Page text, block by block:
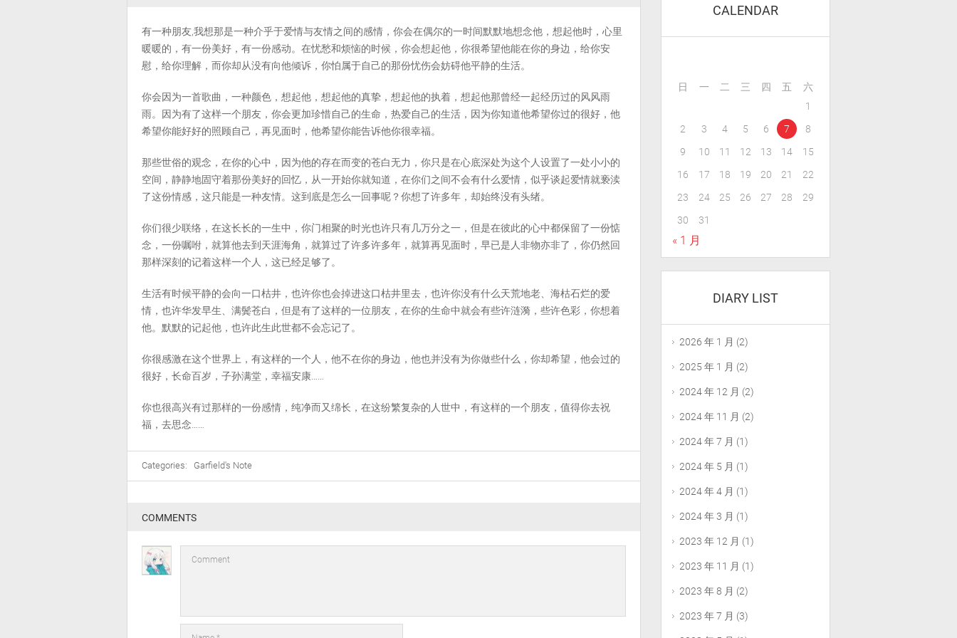
有一种朋友,我想那是一种介乎于爱情与友情之间的感情，你会在偶尔的一时间默默地想念他，想起他时，心里
暖暖的，有一份美好，有一份感动。在忧愁和烦恼的时候，你会想起他，你很希望他能在你的身边，给你安
慰，给你理解，而你却从没有向他倾诉，你怕属于自己的那份忧伤会妨碍他平静的生活。
你会因为一首歌曲，一种颜色，想起他，想起他的真挚，想起他的执着，想起他那曾经一起经历过的风风雨
雨。因为有了这样一个朋友，你会更加珍惜自己的生命，热爱自己的生活，因为你知道他希望你过的很好，他
希望你能好好的照顾自己，再见面时，他希望你能告诉他你很幸福。
那些世俗的观念，在你的心中，因为他的存在而变的苍白无力，你只是在心底深处为这个人设置了一处小小的
空间，静静地固守着那份美好的回忆，从一开始你就知道，在你们之间不会有什么爱情，似乎谈起爱情就亵渎
了这份情感，这只能是一种友情。这到底是怎么一回事呢？你想了许多年，却始终没有头绪。
你们很少联络，在这长长的一生中，你门相聚的时光也许只有几万分之一，但是在彼此的心中都保留了一份惦
念，一份嘱咐，就算他去到天涯海角，就算过了许多许多年，就算再见面时，早已是人非物亦非了，你仍然回
那样深刻的记着这样一个人，这已经足够了。
生活有时候平静的会向一口枯井，也许你也会掉进这口枯井里去，也许你没有什么天荒地老、海枯石烂的爱
情，也许华发早生、满鬓苍白，但是有了这样的一位朋友，在你的生命中就会有些许涟漪，些许色彩，你想着
他。默默的记起他，也许此生此世都不会忘记了。
你很感激在这个世界上，有这样的一个人，他不在你的身边，他也并没有为你做些什么，你却希望，他会过的
很好，长命百岁，子孙满堂，幸福安康……
你也很高兴有过那样的一份感情，纯净而又绵长，在这纷繁复杂的人世中，有这样的一个朋友，值得你去祝
福，去思念……
Categories: Garfield's Note
COMMENTS
CALENDAR
日 一 二 三 四 五
六
1
2
3 4 5 6 7
8
9
10 11 12 13 14
15
16
17 18 19 20 21
22
23
24 25 26 27 28
29
30
31
« 1 月
DIARY LIST
2026 年 1 月 (2)
2025 年 1 月 (2)
2024 年 12 月 (2)
2024 年 11 月 (2)
2024 年 7 月 (1)
2024 年 5 月 (1)
2024 年 4 月 (1)
2024 年 3 月 (1)
2023 年 12 月 (1)
2023 年 11 月 (1)
2023 年 8 月 (2)
2023 年 7 月 (3)